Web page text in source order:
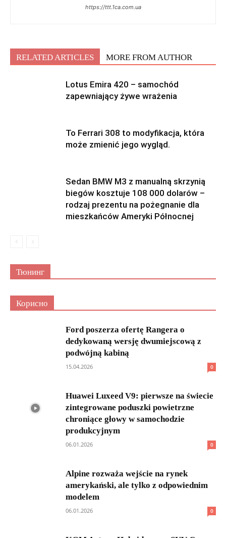
https://ttt.1ca.com.ua
RELATED ARTICLES MORE FROM AUTHOR
Lotus Emira 420 – samochód
zapewniający żywe wrażenia
To Ferrari 308 to modyfikacja, która
może zmienić jego wygląd.
Sedan BMW M3 z manualną skrzynią
biegów kosztuje 108 000 dolarów –
rodzaj prezentu na pożegnanie dla
mieszkańców Ameryki Północnej
Тюнинг
Корисно
Ford poszerza ofertę Rangera o
dedykowaną wersję dwumiejscową z
podwójną kabiną
15.04.2026 0
Huawei Luxeed V9: pierwsze na świecie
zintegrowane poduszki powietrzne
chroniące głowy w samochodzie
produkcyjnym
06.01.2026 0
Alpine rozważa wejście na rynek
amerykański, ale tylko z odpowiednim
modelem
06.01.2026 0